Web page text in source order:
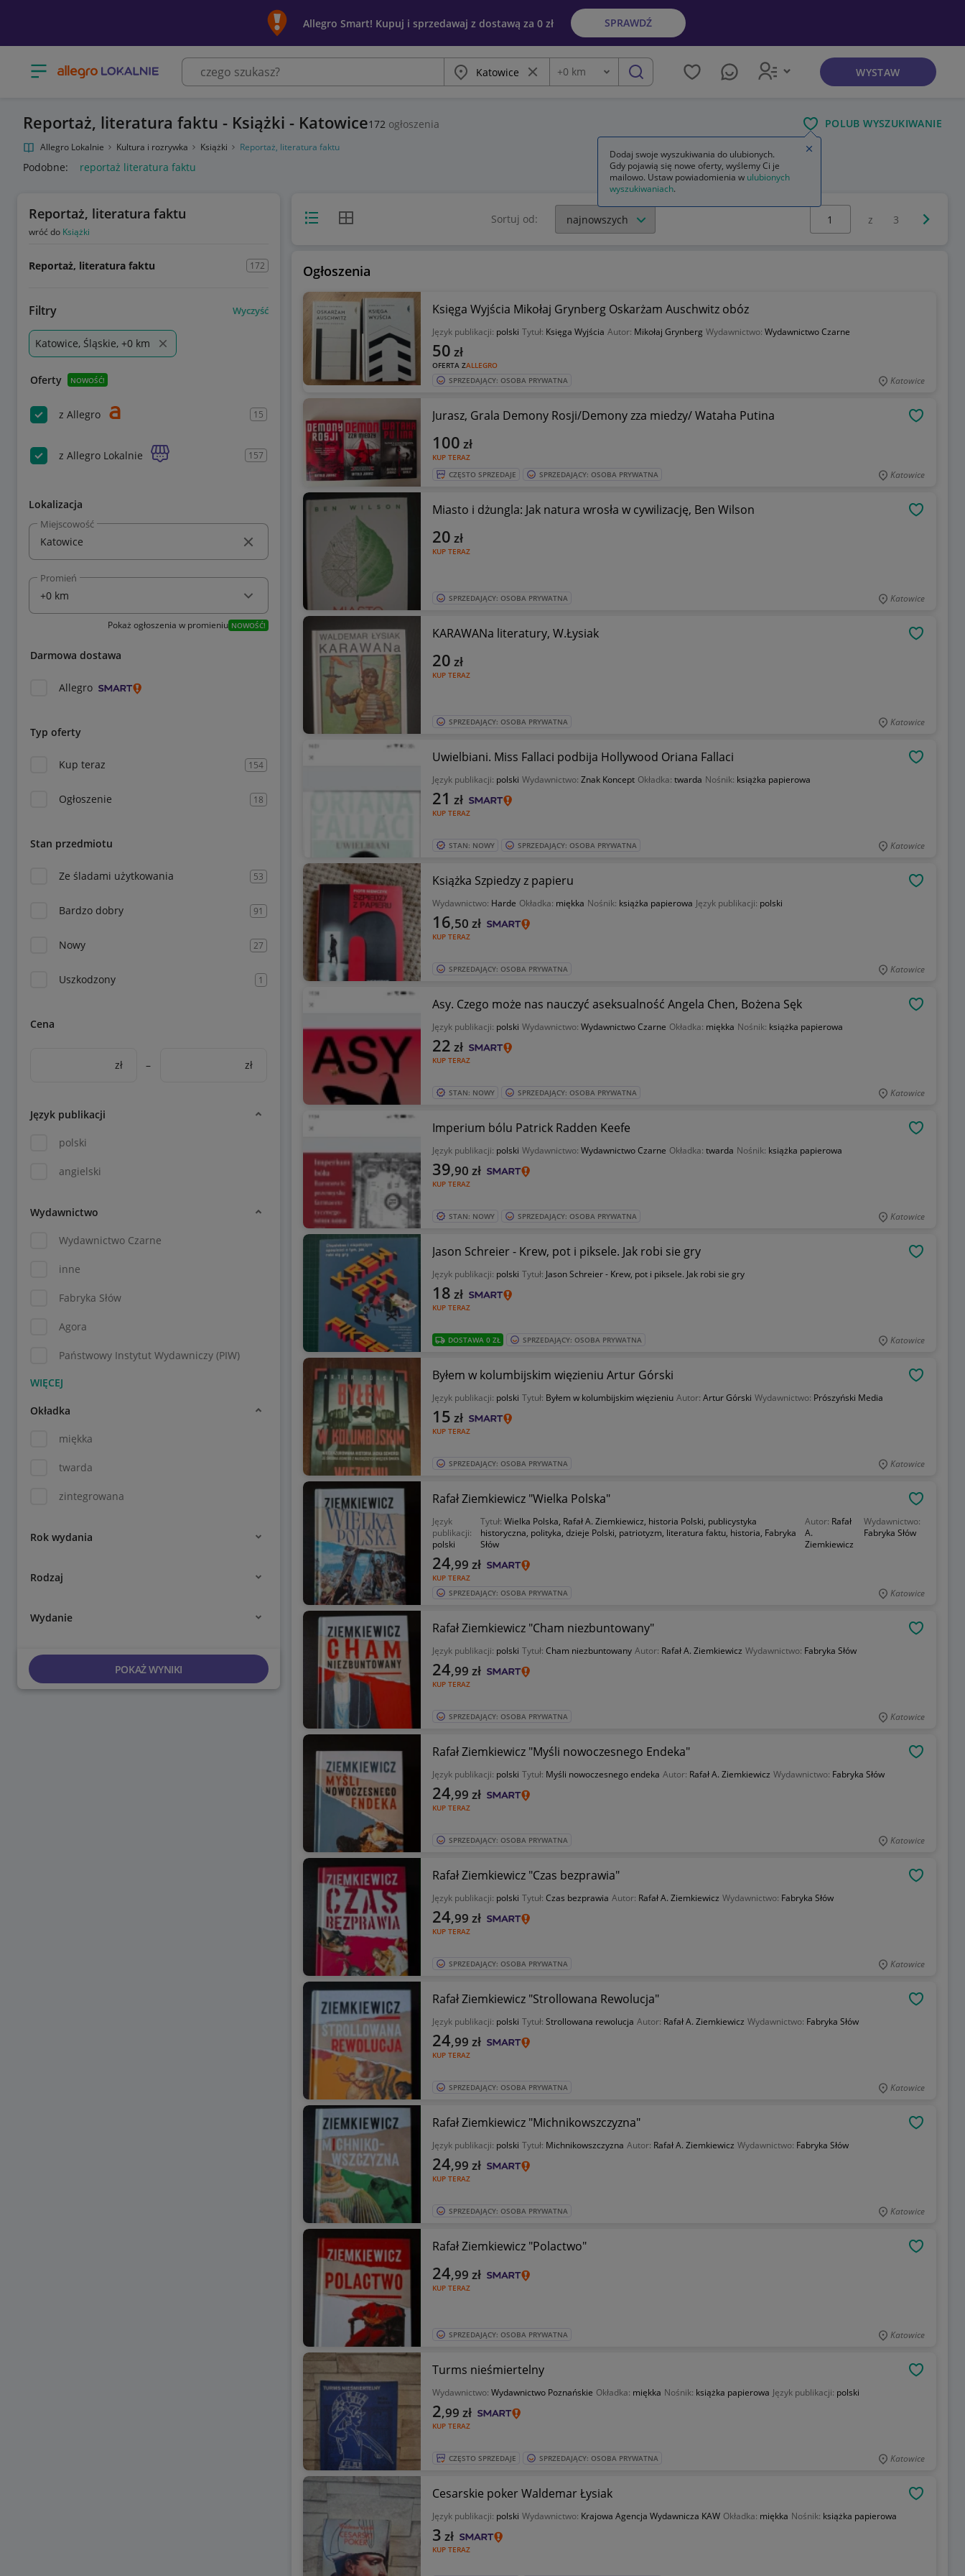
Allegro Smart! Kupuj i sprzedawaj z dostawą za 0 zł SPRAWDŹ
Otwórz menu z kategoriami Miasto Wyczyść frazę
Odległość
+0 km szukaj WYSTAW
Reportaż, literatura faktu - Książki - Katowice172 ogłoszenia POLUB WYSZUKIWANIE
Allegro Lokalnie Kultura i rozrywka Książki Reportaż, literatura faktu
Podobne: reportaż literatura faktu
Reportaż, literatura faktu
wróć do Książki
Reportaż, literatura faktu 172
Filtry Wyczyść
Katowice, Śląskie, +0 km
Oferty NOWOŚĆ!
z Allegro 15
z Allegro Lokalnie 157
Lokalizacja
Miejscowość
Promień
Pokaż ogłoszenia w promieniu NOWOŚĆ!
Darmowa dostawa
Allegro
Typ oferty
Kup teraz 154
Ogłoszenie 18
Stan przedmiotu
Ze śladami użytkowania 53
Bardzo dobry 91
Nowy 27
Uszkodzony 1
Cena
zł – zł
Język publikacji
polski
angielski
Wydawnictwo
Wydawnictwo Czarne
inne
Fabryka Słów
Agora
Państwowy Instytut Wydawniczy (PIW)
Okładka
miękka
twarda
zintegrowana
Rok wydania
Rodzaj
Wydanie
POKAŻ WYNIKI
Widok listyWidok siatki Sortuj od:
Wybierz stronę:
z 3
Ogłoszenia
Księga Wyjścia Mikołaj Grynberg Oskarżam Auschwitz obóz
Język publikacji: polski Tytuł: Księga Wyjścia Autor: Mikołaj Grynberg Wydawnictwo: Wydawnictwo Czarne
OFERTA ZALLEGRO
50 zł
SPRZEDAJĄCY: OSOBA PRYWATNA Katowice
Jurasz, Grala Demony Rosji/Demony zza miedzy/ Wataha Putina
KUP TERAZ
100 zł
CZĘSTO SPRZEDAJE SPRZEDAJĄCY: OSOBA PRYWATNA Katowice
Miasto i dżungla: Jak natura wrosła w cywilizację, Ben Wilson
KUP TERAZ
20 zł
SPRZEDAJĄCY: OSOBA PRYWATNA Katowice
KARAWANa literatury, W.Łysiak
KUP TERAZ
20 zł
SPRZEDAJĄCY: OSOBA PRYWATNA Katowice
Uwielbiani. Miss Fallaci podbija Hollywood Oriana Fallaci
Język publikacji: polski Wydawnictwo: Znak Koncept Okładka: twarda Nośnik: książka papierowa
KUP TERAZ
21 zł
STAN: NOWY SPRZEDAJĄCY: OSOBA PRYWATNA Katowice
Książka Szpiedzy z papieru
Wydawnictwo: Harde Okładka: miękka Nośnik: książka papierowa Język publikacji: polski
KUP TERAZ
16,50 zł
SPRZEDAJĄCY: OSOBA PRYWATNA Katowice
Asy. Czego może nas nauczyć aseksualność Angela Chen, Bożena Sęk
Język publikacji: polski Wydawnictwo: Wydawnictwo Czarne Okładka: miękka Nośnik: książka papierowa
KUP TERAZ
22 zł
STAN: NOWY SPRZEDAJĄCY: OSOBA PRYWATNA Katowice
Imperium bólu Patrick Radden Keefe
Język publikacji: polski Wydawnictwo: Wydawnictwo Czarne Okładka: twarda Nośnik: książka papierowa
KUP TERAZ
39,90 zł
STAN: NOWY SPRZEDAJĄCY: OSOBA PRYWATNA Katowice
Jason Schreier - Krew, pot i piksele. Jak robi sie gry
Język publikacji: polski Tytuł: Jason Schreier - Krew, pot i piksele. Jak robi sie gry
KUP TERAZ
18 zł
DOSTAWA 0 ZŁ SPRZEDAJĄCY: OSOBA PRYWATNA Katowice
Byłem w kolumbijskim więzieniu Artur Górski
Język publikacji: polski Tytuł: Byłem w kolumbijskim więzieniu Autor: Artur Górski Wydawnictwo: Prószyński Media
KUP TERAZ
15 zł
SPRZEDAJĄCY: OSOBA PRYWATNA Katowice
Rafał Ziemkiewicz "Wielka Polska"
Język
publikacji:
polski
Tytuł: Wielka Polska, Rafał A. Ziemkiewicz, historia Polski, publicystyka
historyczna, polityka, dzieje Polski, patriotyzm, literatura faktu, historia, Fabryka
Słów
Autor: Rafał
A.
Ziemkiewicz
Wydawnictwo:
Fabryka Słów
KUP TERAZ
24,99 zł
SPRZEDAJĄCY: OSOBA PRYWATNA Katowice
Rafał Ziemkiewicz "Cham niezbuntowany"
Język publikacji: polski Tytuł: Cham niezbuntowany Autor: Rafał A. Ziemkiewicz Wydawnictwo: Fabryka Słów
KUP TERAZ
24,99 zł
SPRZEDAJĄCY: OSOBA PRYWATNA Katowice
Rafał Ziemkiewicz "Myśli nowoczesnego Endeka"
Język publikacji: polski Tytuł: Myśli nowoczesnego endeka Autor: Rafał A. Ziemkiewicz Wydawnictwo: Fabryka Słów
KUP TERAZ
24,99 zł
SPRZEDAJĄCY: OSOBA PRYWATNA Katowice
Rafał Ziemkiewicz "Czas bezprawia"
Język publikacji: polski Tytuł: Czas bezprawia Autor: Rafał A. Ziemkiewicz Wydawnictwo: Fabryka Słów
KUP TERAZ
24,99 zł
SPRZEDAJĄCY: OSOBA PRYWATNA Katowice
Rafał Ziemkiewicz "Strollowana Rewolucja"
Język publikacji: polski Tytuł: Strollowana rewolucja Autor: Rafał A. Ziemkiewicz Wydawnictwo: Fabryka Słów
KUP TERAZ
24,99 zł
SPRZEDAJĄCY: OSOBA PRYWATNA Katowice
Rafał Ziemkiewicz "Michnikowszczyzna"
Język publikacji: polski Tytuł: Michnikowszczyzna Autor: Rafał A. Ziemkiewicz Wydawnictwo: Fabryka Słów
KUP TERAZ
24,99 zł
SPRZEDAJĄCY: OSOBA PRYWATNA Katowice
Rafał Ziemkiewicz "Polactwo"
KUP TERAZ
24,99 zł
SPRZEDAJĄCY: OSOBA PRYWATNA Katowice
Turms nieśmiertelny
Wydawnictwo: Wydawnictwo Poznańskie Okładka: miękka Nośnik: książka papierowa Język publikacji: polski
KUP TERAZ
2,99 zł
CZĘSTO SPRZEDAJE SPRZEDAJĄCY: OSOBA PRYWATNA Katowice
Cesarskie poker Waldemar Łysiak
Język publikacji: polski Wydawnictwo: Krajowa Agencja Wydawnicza KAW Okładka: miękka Nośnik: książka papierowa
KUP TERAZ
3 zł
Dodaj swoje wyszukiwania do ulubionych.
Gdy pojawią się nowe oferty, wyślemy Ci je
mailowo. Ustaw powiadomienia w ulubionych
wyszukiwaniach.
Zamknij wskazówkę